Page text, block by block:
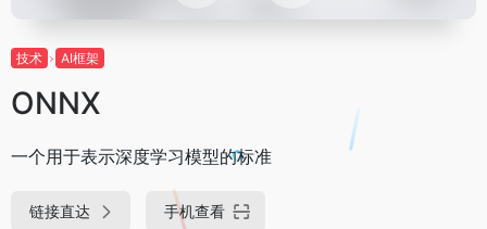
技术 AI框架
ONNX
一个用于表示深度学习模型的标准
链接直达 手机查看